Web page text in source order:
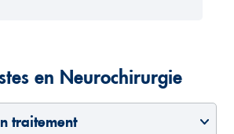
en Neurochirurgie
traitement
pays